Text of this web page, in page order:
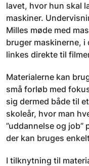
lavet, hvor hun skal
maskiner.
Milles møde med
bruger maskinerne,
linkes direkte til
Materialerne kan
små forløb med
sig dermed både til
skoleår, hvor man
”uddannelse og
der kan bruges
I tilknytning til